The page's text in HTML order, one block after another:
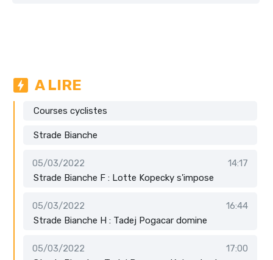
A LIRE
Courses cyclistes
Strade Bianche
05/03/2022
14:17
Strade Bianche F : Lotte Kopecky s'impose
05/03/2022
16:44
Strade Bianche H : Tadej Pogacar domine
05/03/2022
17:00